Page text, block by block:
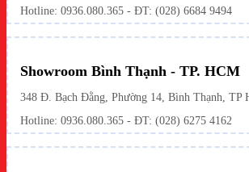
Hotline: 0936.080.365 - ĐT: (028) 6684 9494
Showroom Bình Thạnh - TP. HCM
348 Đ. Bạch Đằng, Phường 14, Bình Thạnh, TP
Hotline: 0936.080.365 - ĐT: (028) 6275 4162